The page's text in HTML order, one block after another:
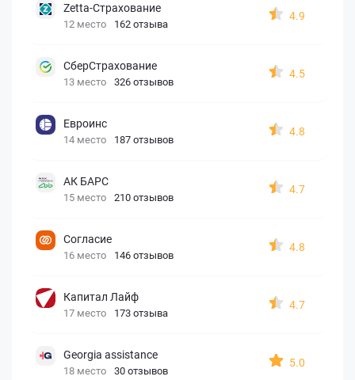
Zetta-Страхование
12 место 162 отзыва
4.9
СберСтрахование
13 место 326 отзывов
4.5
Евроинс
14 место 187 отзывов
4.8
АК БАРС
15 место 210 отзывов
4.7
Согласие
16 место 146 отзывов
4.8
Капитал Лайф
17 место 173 отзыва
4.7
Georgia assistance
18 место 30 отзывов
5.0